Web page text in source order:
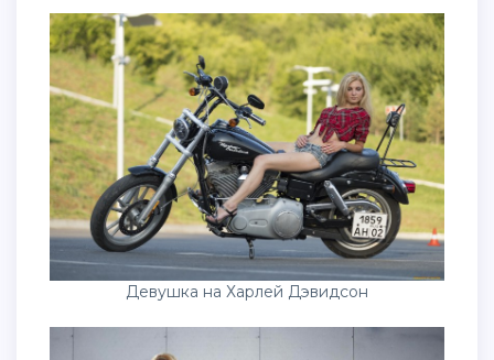
Девушка на Харлей Дэвидсон